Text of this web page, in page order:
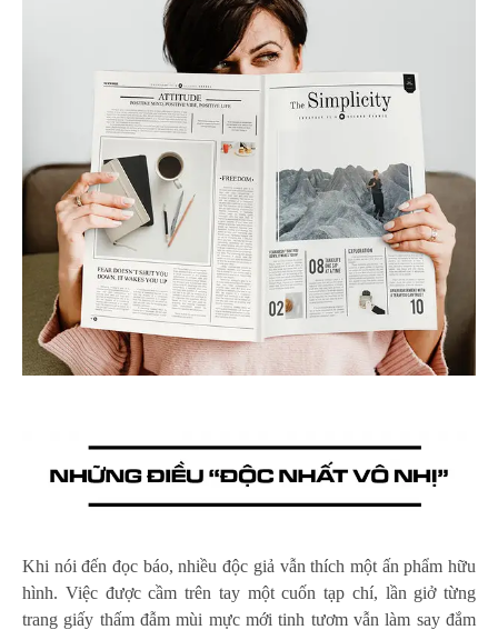
Khi nói đến đọc báo, nhiều độc giả vẫn thích một ấn phẩm hữu
hình. Việc được cầm trên tay một cuốn tạp chí, lần giở từng
trang giấy thấm đẫm mùi mực mới tinh tươm vẫn làm say đắm